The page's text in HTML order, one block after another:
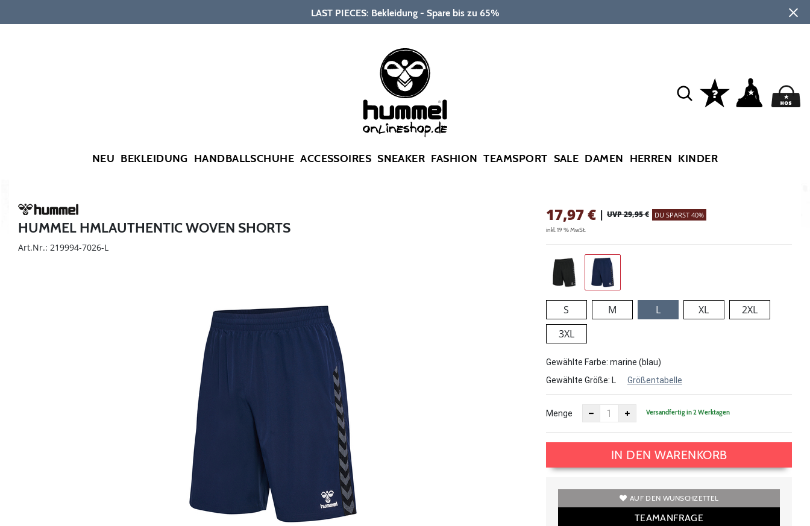
LAST PIECES: Bekleidung - Spare bis zu 65%
NEU BEKLEIDUNG HANDBALLSCHUHE ACCESSOIRES SNEAKER FASHION TEAMSPORT SALE DAMEN HERREN KINDER
HUMMEL HMLAUTHENTIC WOVEN SHORTS
Art.Nr.: 219994-7026-L
17,97€ | UVP 29,95 € DU SPARST 40%
inkl. 19 % MwSt.
S M L XL
2XL
3XL
Gewählte Farbe: marine (blau)
Gewählte Größe: L Größentabelle
Menge Versandfertig in 2 Werktagen
IN DEN WARENKORB
AUF DEN WUNSCHZETTEL
TEAMANFRAGE